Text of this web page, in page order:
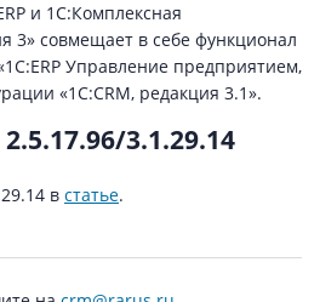
и 1С:Комплексная
3» совмещает в себе функционал
Управление предприятием,
«1С:CRM, редакция 3.1».
3.1.29.14
в статье.